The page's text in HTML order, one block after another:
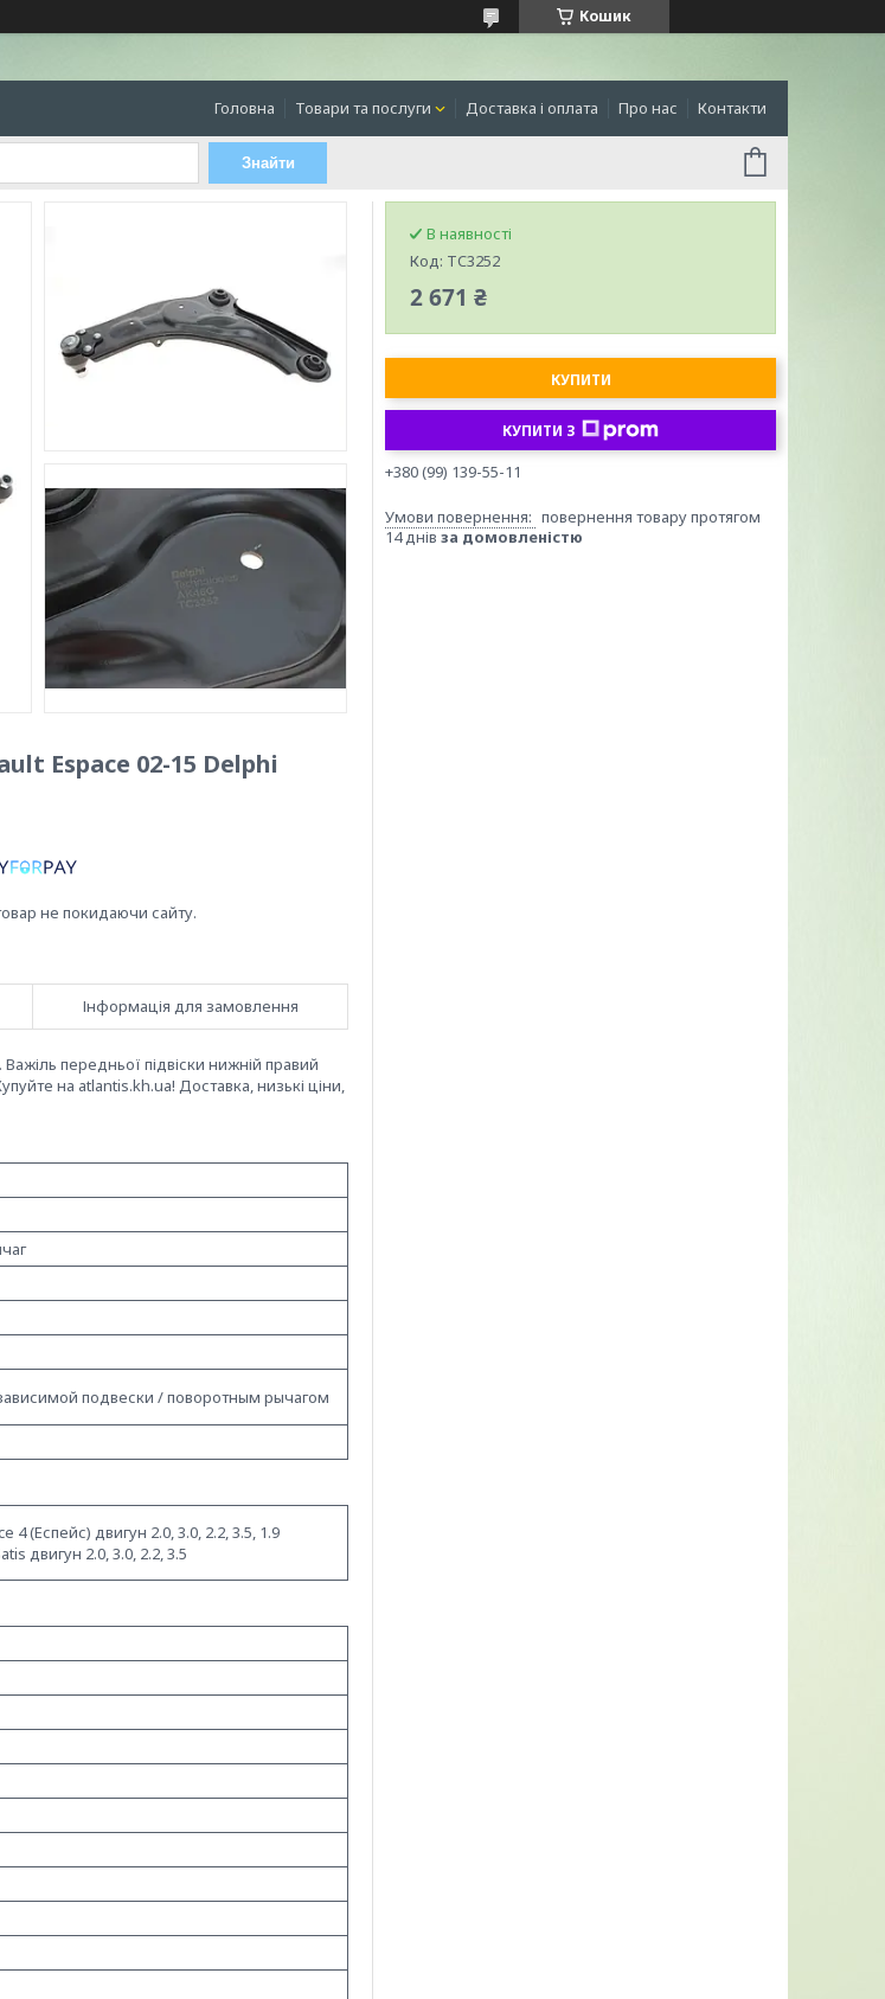
Кошик
Головна Товари та послуги Доставка і оплата Про нас Контакти
Знайти
Espace 02-15 Delphi
не покидаючи сайту.
Інформація для замовлення
передньої підвіски нижній правий
на atlantis.kh.ua! Доставка, низькі ціни,
подвески / поворотным рычагом
4 (Еспейс) двигун 2.0, 3.0, 2.2, 3.5, 1.9
двигун 2.0, 3.0, 2.2, 3.5
В наявності
Код: TC3252
2 671 ₴
КУПИТИ
КУПИТИ З
+380 (99) 139-55-11
повернення товару протягом
14 днів за домовленістю